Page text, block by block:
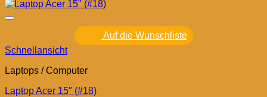
Auf die Wunschliste
Schnellansicht
Laptops / Computer
Laptop Acer 15″ (#18)